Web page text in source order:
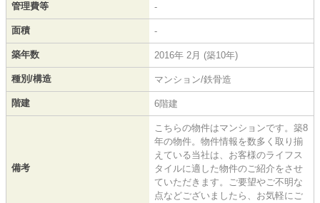
管理費等 -
面積 -
築年数 2016年 2月 (築10年)
種別/構造 マンション/鉄骨造
階建 6階建
備考
こちらの物件はマンションです。築8
年の物件。物件情報を数多く取り揃
えている当社は、お客様のライフス
タイルに適した物件のご紹介をさせ
ていただきます。ご要望やご不明な
点などございましたら、お気軽にご